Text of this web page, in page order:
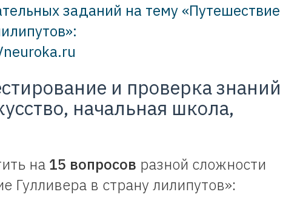
заданий на тему «Путешествие
и проверка знаний
начальная школа,
на 15 вопросов разной сложности
Гулливера в страну лилипутов»: